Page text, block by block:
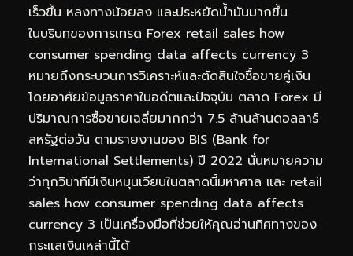
เร็วขึ้น หลงทางน้อยลง และประหยัดน้ำมันมากขึ้น
ในบริบทของการเทรด Forex retail sales how
consumer spending data affects currency 3
หมายถึงกระบวนการวิเคราะห์และตัดสินใจซื้อขายคู่เงิน
โดยอาศัยข้อมูลราคาในอดีตและปัจจุบัน ตลาด Forex มี
ปริมาณการซื้อขายเฉลี่ยมากกว่า 7.5 ล้านล้านดอลลาร์
สหรัฐต่อวัน ตามรายงานของ BIS (Bank for
International Settlements) ปี 2022 นั่นหมายความ
ว่าทุกวินาทีมีเงินหมุนเวียนในตลาดนี้มหาศาล และ retail
sales how consumer spending data affects
currency 3 เป็นเครื่องมือที่ช่วยให้คุณอ่านทิศทางของ
กระแสเงินเหล่านี้ได้